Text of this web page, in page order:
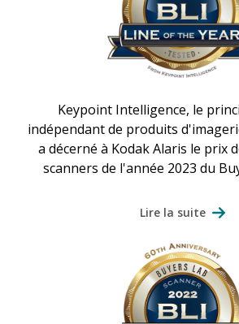
Keypoint Intelligence, le
indépendant de produits
a décerné à Kodak Alaris le prix
scanners de l'année 2023 du
Lire la suite